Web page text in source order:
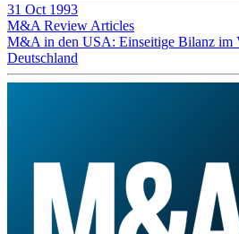
31 Oct 1993
M&A Review Articles
M&A in den USA: Einseitige Bilanz im
Deutschland